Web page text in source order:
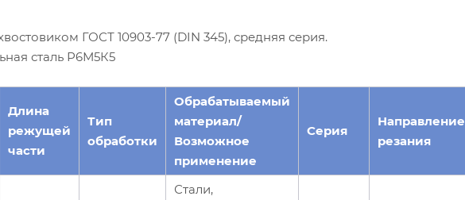
ГОСТ 10903-77 (DIN 345), средняя серия.
сталь Р6М5К5
Длина
режущей
части
Тип
обработки
Обрабатываемый
материал/
Возможное
применение
Серия
Направление
резания
Стали,